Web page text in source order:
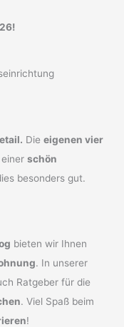
Dieeigenen vier
einerschön
besonders gut.
bieten wir Ihnen
. In unserer
Ratgeber für die
. Viel Spaß beim
!